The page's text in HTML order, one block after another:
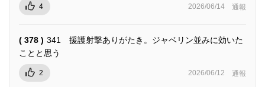
4 2026/06/14 通報
( 378 ) 341 援護射撃ありがたき。ジャベリン並みに効いた
ことと思う
2 2026/06/12 通報